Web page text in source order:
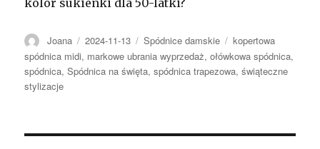
Autor
Joana Opublikowano
2024-11-13 Kategorie
Spódnice damskie Tagi
kopertowa
spódnica midi, markowe ubrania wyprzedaż,ołówkowa spódnica,
spódnica,Spódnica na święta,spódnica trapezowa,świąteczne
stylizacje